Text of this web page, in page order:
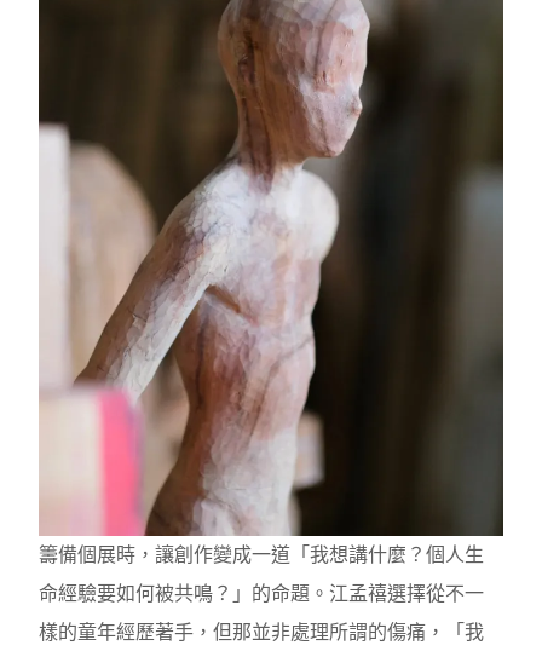
籌備個展時，讓創作變成一道「我想講什麼？個人生
命經驗要如何被共鳴？」的命題。江孟禧選擇從不一
樣的童年經歷著手，但那並非處理所謂的傷痛，「我